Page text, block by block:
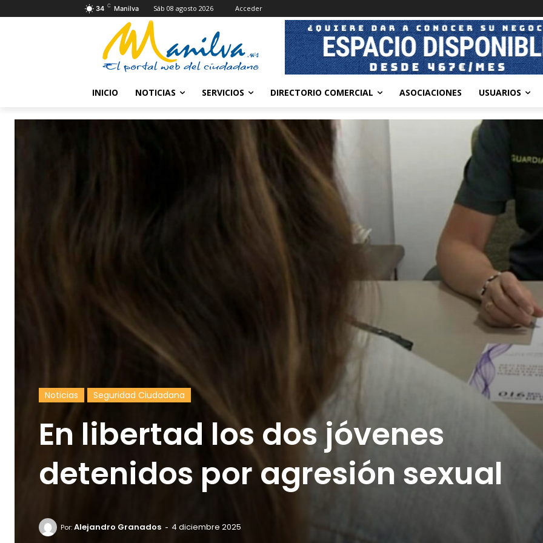
34 C Manilva Sáb 08 agosto 2026 Acceder
INICIO NOTICIAS SERVICIOS DIRECTORIO COMERCIAL ASOCIACIONES USUARIOS
Noticias Seguridad Ciudadana
En libertad los dos jóvenes
detenidos por agresión sexual
Por:Alejandro Granados - 4 diciembre 2025